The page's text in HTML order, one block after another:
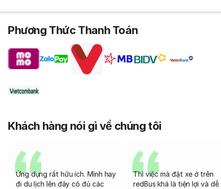
Phương Thức Thanh Toán
Khách hàng nói gì về chúng tôi
Ứng dụng rất hữu ích. Mình hay
đi du lịch lên đây có đủ các
Thì việc mà đặt xe ở trên
redBus khá là tiện lợi và dễ